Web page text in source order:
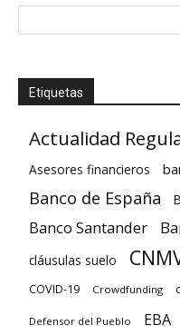
Etiquetas
Actualidad
Asesores financieros
Banco de España
Banco Santander
cláusulas suelo
COVID-19 Crowdfunding
Defensor del Pueblo EBA